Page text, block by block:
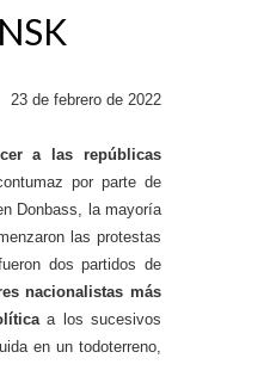
23 de febrero de 2022
a las repúblicas
por parte de
Donbass, la mayoría
las protestas
dos partidos de
nacionalistas más
a los sucesivos
en un todoterreno,